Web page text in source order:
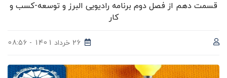
قسمت دهم از فصل دوم برنامه رادیویی البرز و توسعه-کسب و
کار
26 خرداد 1401 - 08:56